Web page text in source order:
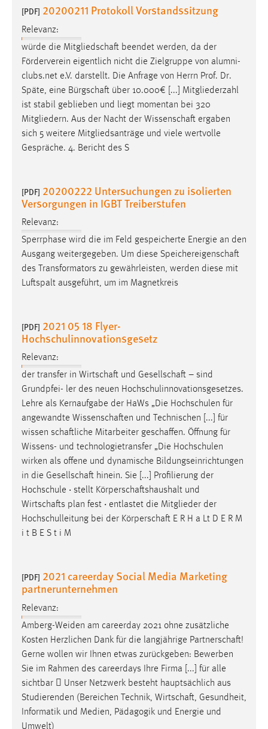
[PDF] 20200211 Protokoll Vorstandssitzung
Relevanz:
würde die Mitgliedschaft beendet werden, da der
Förderverein eigentlich nicht die Zielgruppe von alumni-
clubs.net e.V. darstellt. Die Anfrage von Herrn Prof. Dr.
Späte, eine Bürgschaft über 10.000€ [...] Mitgliederzahl
ist stabil geblieben und liegt momentan bei 320
Mitgliedern. Aus der Nacht der Wissenschaft ergaben
sich 5 weitere Mitgliedsanträge und viele wertvolle
Gespräche. 4. Bericht des S
[PDF] 20200222 Untersuchungen zu isolierten
Versorgungen in IGBT Treiberstufen
Relevanz:
Sperrphase wird die im Feld gespeicherte Energie an den
Ausgang weitergegeben. Um diese Speichereigenschaft
des Transformators zu gewährleisten, werden diese mit
Luftspalt ausgeführt, um im Magnetkreis
[PDF] 2021 05 18 Flyer-
Hochschulinnovationsgesetz
Relevanz:
der transfer in Wirtschaft und Gesellschaft – sind
Grundpfei- ler des neuen Hochschulinnovationsgesetzes.
Lehre als Kernaufgabe der HaWs „Die Hochschulen für
angewandte Wissenschaften und Technischen [...] für
wissen­ schaftliche Mitarbeiter geschaffen. Öffnung für
Wissens- und technologietransfer „Die Hochschulen
wirken als offene und dynamische Bildungseinrichtungen
in die Gesellschaft hinein. Sie [...] Profilierung der
Hochschule ‧ stellt Körperschaftshaushalt und
Wirtschafts ­ plan fest ‧ entlastet die Mitglieder der
Hochschulleitung bei der Körperschaft E R H a Lt D E R M
i t B E S t i M
[PDF] 2021 careerday Social Media Marketing
partnerunternehmen
Relevanz:
Amberg-Weiden am careerday 2021 ohne zusätzliche
Kosten Herzlichen Dank für die langjährige Partnerschaft!
Gerne wollen wir Ihnen etwas zurückgeben: Bewerben
Sie im Rahmen des careerdays Ihre Firma [...] für alle
sichtbar  Unser Netzwerk besteht hauptsächlich aus
Studierenden (Bereichen Technik, Wirtschaft, Gesundheit,
Informatik und Medien, Pädagogik und Energie und
Umwelt)